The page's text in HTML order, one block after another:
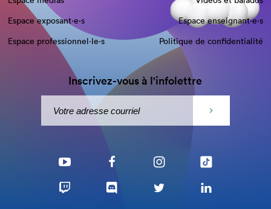
Espace exposant·e⋅s
Espace enseignant·e⋅s
Espace professionnel·le⋅s
Politique de confidentialité
Inscrivez-vous à l'infolettre